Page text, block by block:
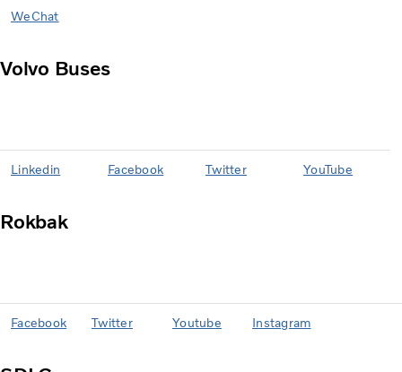
WeChat
Volvo Buses
Linkedin Facebook Twitter YouTube
Rokbak
Facebook Twitter Youtube Instagram